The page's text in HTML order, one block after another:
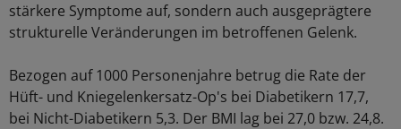
stärkere Symptome auf, sondern auch ausgeprägtere
strukturelle Veränderungen im betroffenen Gelenk.
Bezogen auf 1000 Personenjahre betrug die Rate der
Hüft- und Kniegelenkersatz-Op's bei Diabetikern 17,7,
bei Nicht-Diabetikern 5,3. Der BMI lag bei 27,0 bzw. 24,8.